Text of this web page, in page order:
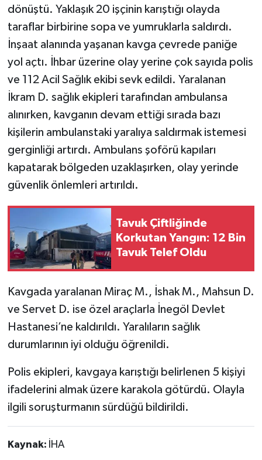
dönüştü. Yaklaşık 20 işçinin karıştığı olayda
taraflar birbirine sopa ve yumruklarla saldırdı.
İnşaat alanında yaşanan kavga çevrede paniğe
yol açtı. İhbar üzerine olay yerine çok sayıda polis
ve 112 Acil Sağlık ekibi sevk edildi. Yaralanan
İkram D. sağlık ekipleri tarafından ambulansa
alınırken, kavganın devam ettiği sırada bazı
kişilerin ambulanstaki yaralıya saldırmak istemesi
gerginliği artırdı. Ambulans şoförü kapıları
kapatarak bölgeden uzaklaşırken, olay yerinde
güvenlik önlemleri artırıldı.
Tavuk Çiftliğinde
Korkutan Yangın: 12 Bin
Tavuk Telef Oldu
Kavgada yaralanan Miraç M., İshak M., Mahsun D.
ve Servet D. ise özel araçlarla İnegöl Devlet
Hastanesi’ne kaldırıldı. Yaralıların sağlık
durumlarının iyi olduğu öğrenildi.
Polis ekipleri, kavgaya karıştığı belirlenen 5 kişiyi
ifadelerini almak üzere karakola götürdü. Olayla
ilgili soruşturmanın sürdüğü bildirildi.
Kaynak: İHA